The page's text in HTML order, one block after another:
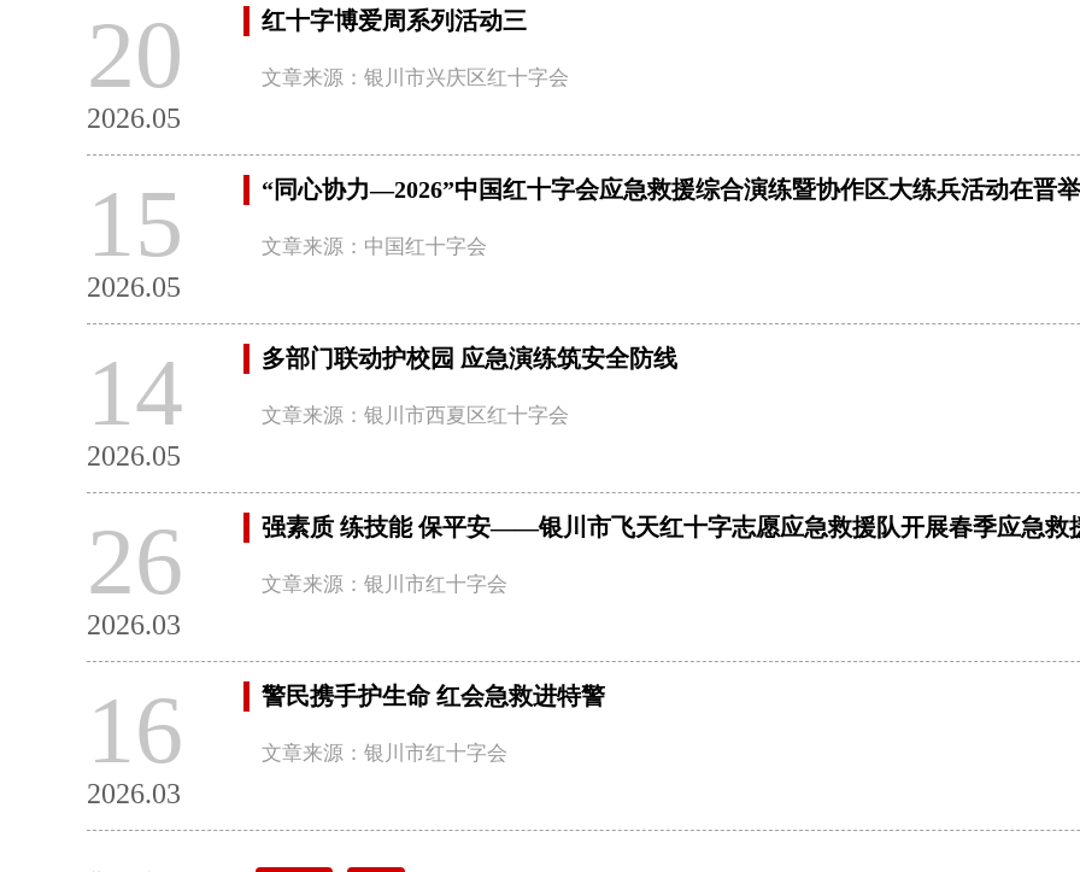
20
2026.05
红十字博爱周系列活动三
文章来源：银川市兴庆区红十字会
15
2026.05
“同心协力—2026”中国红十字会应急救援综合演练暨协作区大练兵活动在晋
文章来源：中国红十字会
14
2026.05
多部门联动护校园 应急演练筑安全防线
文章来源：银川市西夏区红十字会
26
2026.03
强素质 练技能 保平安——银川市飞天红十字志愿应急救援队开展春季应急救
文章来源：银川市红十字会
16
2026.03
警民携手护生命 红会急救进特警
文章来源：银川市红十字会